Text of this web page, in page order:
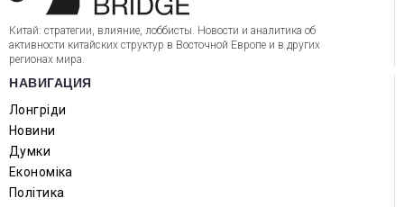
Китай: стратегии, влияние, лоббисты. Новости и аналитика об
активности китайских структур в Восточной Европе и в других
регионах мира.
НАВИГАЦИЯ
Лонгріди
Новини
Думки
Економіка
Політика